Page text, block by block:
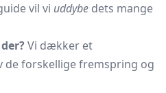
vil vi uddybe dets mange
Vi dækker et
de forskellige fremspring og